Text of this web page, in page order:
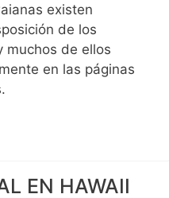
existen
de los
muchos de ellos
en las páginas
EN HAWAII